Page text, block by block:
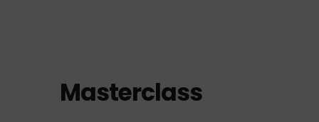
Masterclass